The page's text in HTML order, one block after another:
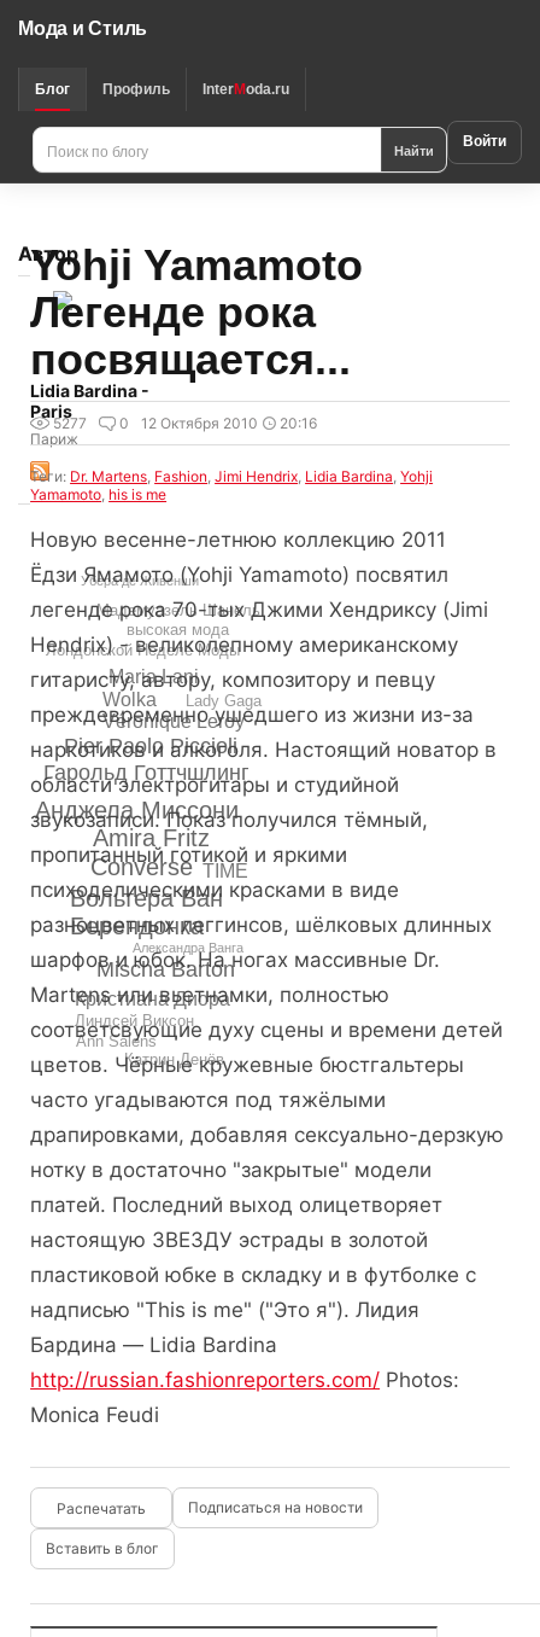
Мода и Стиль
Блог Профиль InterModa.ru
Найти Войти
Автор
Lidia Bardina -
Paris
Париж
Amira Fritz
Converse
Анджела Миссони
Вольтера Ван
Берендонка
Гарольд Готтчшлинг
Pier Paolo Piccioli
Mischa Barton
Véronique Leroy
Wolka
TIME
Кристиана Диора
Maria Lani
Лондонской Неделе Моды
Линдсей Виксон
Lady Gaga
высокая мода
Катрин Денёв
Ann Salens
Мадемуазель Шанель
Александра Ванга
Убера де Живенши
Yohji Yamamoto
Легенде рока
посвящается...
5277 0 12 Октября 2010 20:16
Теги: Dr. Martens, Fashion,Jimi Hendrix, Lidia Bardina,Yohji
Yamamoto, his is me
Новую весенне-летнюю коллекцию 2011
Ёдзи Ямамото (Yohji Yamamoto) посвятил
легенде рока 70-тых Джими Хендриксу (Jimi
Hendrix) - великолепному американскому
гитаристу, автору, композитору и певцу
преждевременно ушедшего из жизни из-за
наркотиков и алкоголя. Настоящий новатор в
области электрогитары и студийной
звукозаписи. Показ получился тёмный,
пропитанный готикой и яркими
психоделическими красками в виде
разноцветных леггинсов, шёлковых длинных
шарфов и юбок. На ногах массивные Dr.
Martens или вьетнамки, полностью
соответсвующие духу сцены и времени детей
цветов. Чёрные кружевные бюстгальтеры
часто угадываются под тяжёлыми
драпировками, добавляя сексуально-дерзкую
нотку в достаточно "закрытые" модели
платей. Последний выход олицетворяет
настоящую ЗВЕЗДУ эстрады в золотой
пластиковой юбке в складку и в футболке с
надписью "This is me" ("Это я"). Лидия
Бардина — Lidia Bardina
http://russian.fashionreporters.com/ Photos:
Monica Feudi
Подписаться на новости
Вставить в блог